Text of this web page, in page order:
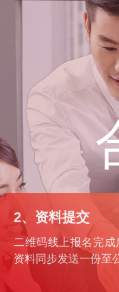
2、资料提交
二维码线上报名完
资料同步发送一份至